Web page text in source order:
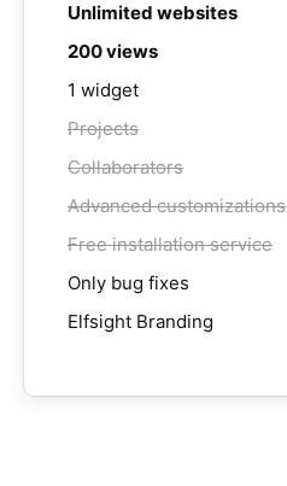
Unlimited websites
200 views
1 widget
Projects
Collaborators
Advanced customizations
Free installation service
Only bug fixes
Elfsight Branding